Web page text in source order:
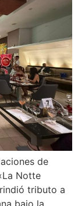
de
Notte
tributo a
bajo la